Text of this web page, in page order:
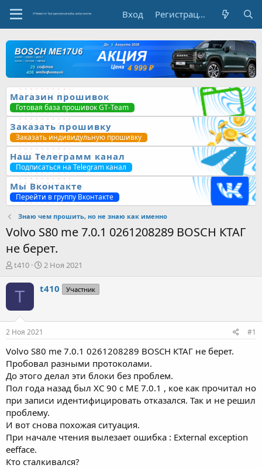
Вход Регистрация
Магазин прошивок
Готовая база прошивок GT-Team
Заказать прошивку
Заказать индивидульную прошивку
Наш Телеграмм канал
Подписаться на Telegram канал
Мы Вконтакте
Перейти в группу Вконтакте
Знаю чем прошить, но не знаю как именно
Volvo S80 me 7.0.1 0261208289 BOSCH КТАГ
не берет.
А
т
е
м
ы
t410
Д
т
л
2 Ноя 2021
T t410 Участник
2 Ноя 2021 #1
Volvo S80 me 7.0.1 0261208289 BOSCH КТАГ не берет.
Пробовал разными протоколами.
До этого делал эти блоки без проблем.
Пол года назад был ХС 90 с МЕ 7.0.1 , кое как прочитал но
при записи идентифицировать отказался. Так и не решил
проблему.
И вот снова похожая ситуация.
При начале чтения вылезает ошибка : External exception
eefface.
Кто сталкивался?